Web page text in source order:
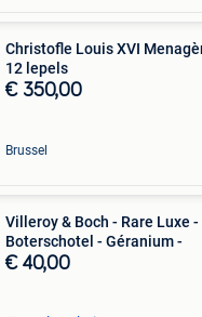
Christofle Louis XVI
12 lepels
€ 350,00
Brussel
Villeroy & Boch - Rare Luxe -
Boterschotel - Géranium -
€ 40,00